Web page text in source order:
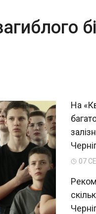
На
07